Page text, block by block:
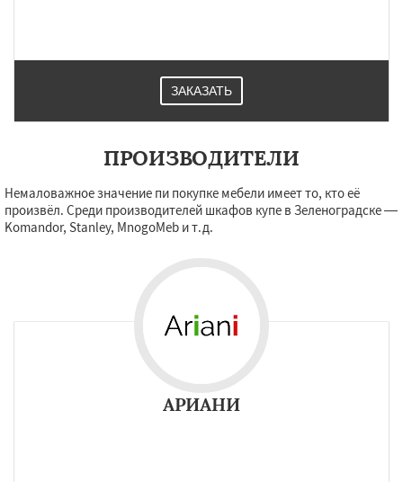
ЗАКАЗАТЬ
ПРОИЗВОДИТЕЛИ
Немаловажное значение пи покупке мебели имеет то, кто её
произвёл. Среди производителей шкафов купе в Зеленоградске —
Komandor, Stanley, MnogoMeb и т.д.
АРИАНИ